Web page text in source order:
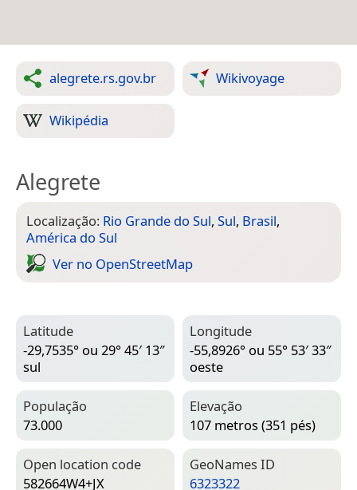
alegrete.rs.gov.br Wikivoyage
Wikipédia
Alegrete
Localização: Rio Grande do Sul, Sul, Brasil,
América do Sul
Ver no Open­Street­Map
Latitude
-29,7535° ou 29° 45′ 13″
sul
Longitude
-55,8926° ou 55° 53′ 33″
oeste
População
73.000
Elevação
107 metros (351 pés)
Open location code
582664W4+JX
Geo­Names ID
6323322